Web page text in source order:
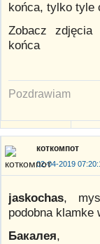
końca, tylko tyle
Zobacz zdjęcia
końca
Pozdrawiam
коткомпот
02-04-2019
jaskochas,
podobna klamke
Бакалея,